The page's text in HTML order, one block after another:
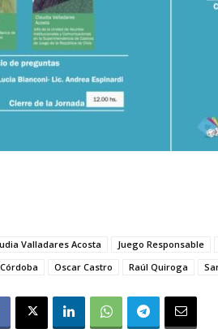
Valladares Acosta Juego Responsable
Oscar Castro Raúl Quiroga